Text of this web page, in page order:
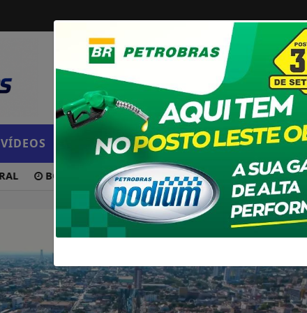
VÍDEOS PODCASTS ESPORTE CONTATO
BOLSONARO PEDE AO STF PARA RECEBER OS FILHOS NO